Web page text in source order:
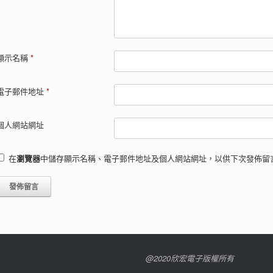
示名稱*
子郵件地址*
人網站網址
在瀏覽器中儲存顯示名稱、電子郵件地址及個人網站網址，以供下次發佈留
@2020欣宏電子版權所有